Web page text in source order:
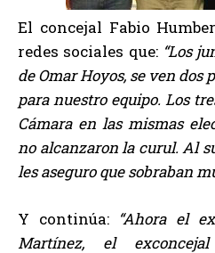
El concejal Fabio
redes sociales que: “Los
de Omar Hoyos, se ven dos
para nuestro equipo. Los
Cámara en las mismas
no alcanzaron la curul. Al
les aseguro que sobraban
Y continúa: “Ahora el
Martínez, el